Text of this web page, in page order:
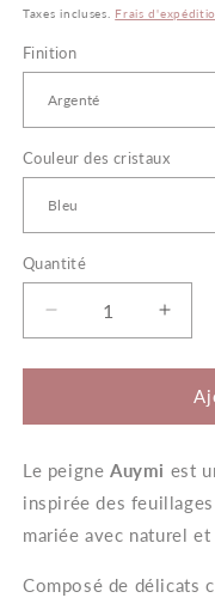
habituel
Taxes incluses. Frais
Finition
Couleur des cristaux
Quantité
Quantité
Réduire
la
quantité
Auymi
Peigne
de
Mariée
strass
la
de
Mariée
Le peigne Auymi est
inspirée des
mariée avec naturel
Composé de délicats